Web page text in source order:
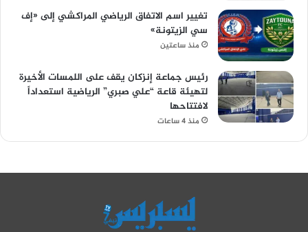
تغيير اسم الاتفاق الرياضي المراكشي إلى «إف
سي الزيتونة»
منذ ساعتين
رئيس جماعة إنزكان يقف على اللمسات الأخيرة
لتهيئة قاعة “علي صبري” الرياضية استعداداً
لافتتاحها
منذ 4 ساعات